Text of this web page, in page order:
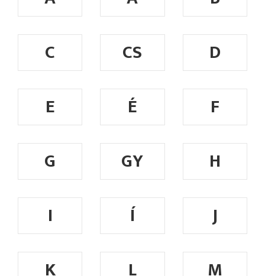
C
CS
D
E
É
F
G
GY
H
I
Í
J